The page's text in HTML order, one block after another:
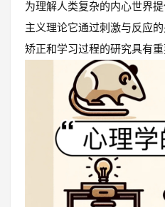
为理解人类复杂的内心世界
主义理论它通过刺激与反应
矫正和学习过程的研究具有重